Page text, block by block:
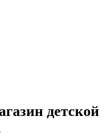
детской